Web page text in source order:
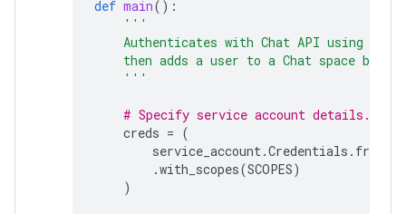
def main():
'''
Authenticates with Chat API using app
then adds a user to a Chat space by
    '''
# Specify service account details.
creds = (
service_account.Credentials .
.with_scopes(SCOPES)
)